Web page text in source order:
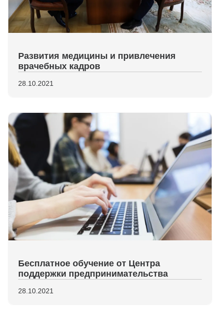
Развития медицины и привлечения
врачебных кадров
28.10.2021
Бесплатное обучение от Центра
поддержки предпринимательства
28.10.2021